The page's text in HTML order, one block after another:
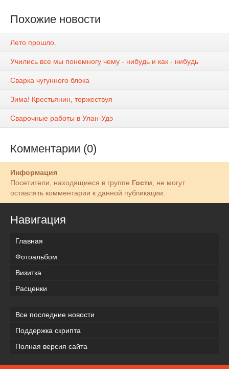
Похожие новости
Лето прошло.
Учились все мы понемногу чему - нибудь и как - нибудь
Сварка чугунного блока
Зима! Крестьянин, торжествуя
Сварочные работы в Улан-Удэ
Комментарии (0)
Информация
Посетители, находящиеся в группе Гости , не могут
оставлять комментарии к данной публикации.
Навигация
Главная
Фотоальбом
Визитка
Расценки
Все последние новости
Поддержка скрипта
Полная версия сайта